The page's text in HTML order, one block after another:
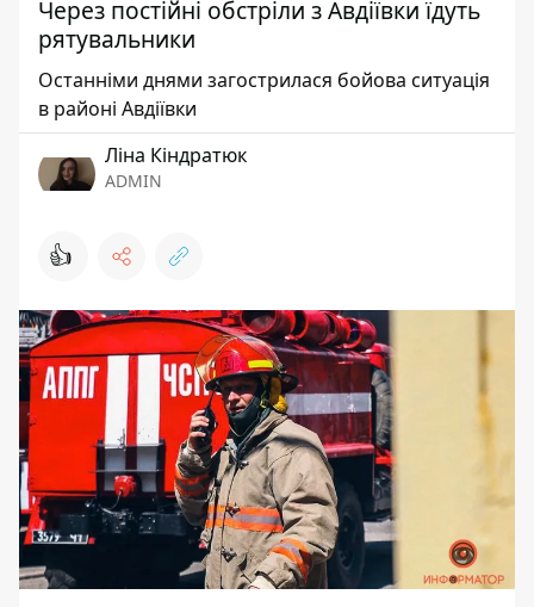
Через постійні обстріли з Авдіївки їдуть
рятувальники
Останніми днями загострилася бойова ситуація
в районі Авдіївки
Ліна Кіндратюк
ADMIN
👍